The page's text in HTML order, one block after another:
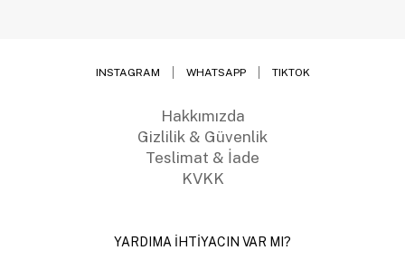
INSTAGRAM WHATSAPP TIKTOK
Hakkımızda
Gizlilik & Güvenlik
Teslimat & İade
KVKK
YARDIMA İHTİYACIN VAR MI?